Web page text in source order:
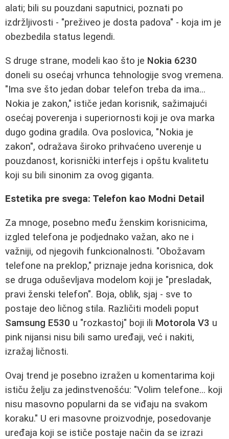
alati; bili su pouzdani saputnici, poznati po
izdržljivosti - "preživeo je dosta padova" - koja im je
obezbedila status legendi.
S druge strane, modeli kao što je Nokia 6230
doneli su osećaj vrhunca tehnologije svog vremena.
"Ima sve što jedan dobar telefon treba da ima...
Nokia je zakon," ističe jedan korisnik, sažimajući
osećaj poverenja i superiornosti koji je ova marka
dugo godina gradila. Ova poslovica, "Nokia je
zakon", odražava široko prihvaćeno uverenje u
pouzdanost, korisnički interfejs i opštu kvalitetu
koji su bili sinonim za ovog giganta.
Estetika pre svega: Telefon kao Modni Detail
Za mnoge, posebno među ženskim korisnicima,
izgled telefona je podjednako važan, ako ne i
važniji, od njegovih funkcionalnosti. "Obožavam
telefone na preklop," priznaje jedna korisnica, dok
se druga oduševljava modelom koji je "presladak,
pravi ženski telefon". Boja, oblik, sjaj - sve to
postaje deo ličnog stila. Različiti modeli poput
Samsung E530 u "rozkastoj" boji ili Motorola V3 u
pink nijansi nisu bili samo uređaji, već i nakiti,
izražaj ličnosti.
Ovaj trend je posebno izražen u komentarima koji
ističu želju za jedinstvenošću: "Volim telefone... koji
nisu masovno popularni da se viđaju na svakom
koraku." U eri masovne proizvodnje, posedovanje
uređaja koji se ističe postaje način da se izrazi